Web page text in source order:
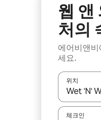
웹 앤
처의
에어비앤비
세요.
위치
결과가 나
체크인